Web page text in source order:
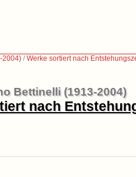
2004) /Werke sortiert nach
Bettinelli (1913-2004)
nach